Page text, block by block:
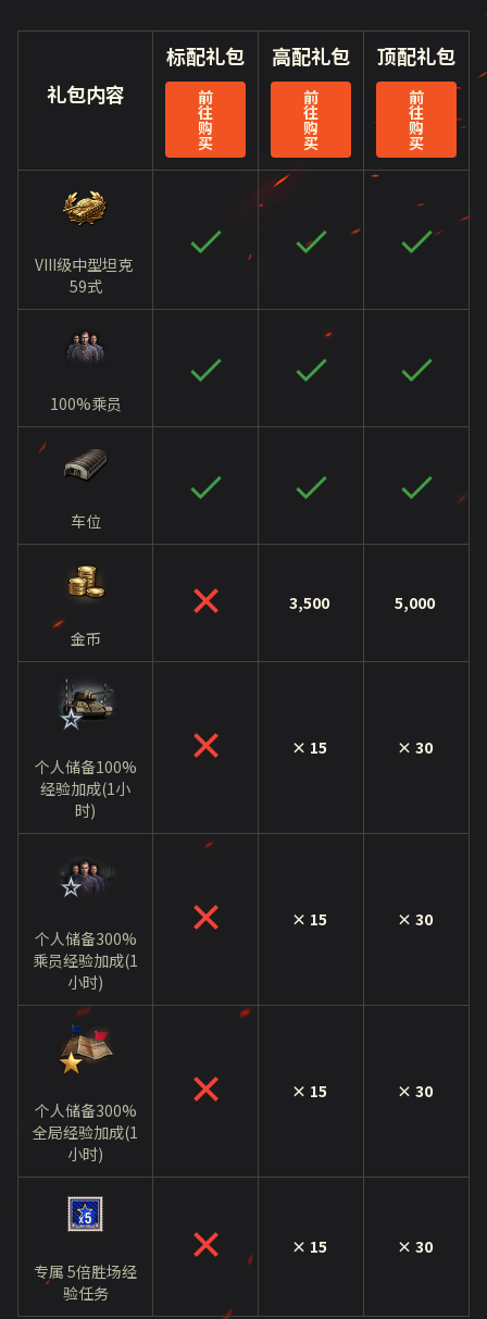
礼包内容
标配礼包
前
往
购
买
高配礼包
前
往
购
买
顶配礼包
前
往
购
买
VIII级中型坦克
59式
100%乘员
车位
金币
3,500 5,000
个人储备100%
经验加成(1小
时)
× 15 × 30
个人储备300%
乘员经验加成(1
小时)
× 15 × 30
个人储备300%
全局经验加成(1
小时)
× 15 × 30
专属 5倍胜场经
验任务
× 15 × 30